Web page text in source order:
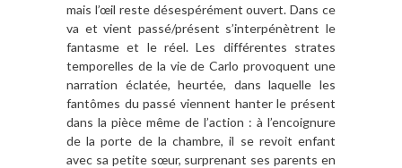
mais l’œil reste désespérément ouvert. Dans ce
va et vient passé/présent s’interpénètrent le
fantasme et le réel. Les différentes strates
temporelles de la vie de Carlo provoquent une
narration éclatée, heurtée, dans laquelle les
fantômes du passé viennent hanter le présent
dans la pièce même de l’action : à l’encoignure
de la porte de la chambre, il se revoit enfant
avec sa petite sœur, surprenant ses parents en